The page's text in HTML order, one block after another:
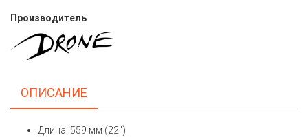
Производитель
ОПИСАНИЕ
Длина: 559 мм (22″)